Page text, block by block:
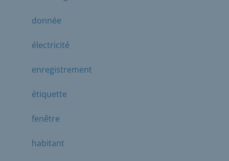
donnée
électricité
enregistrement
étiquette
fenêtre
habitant